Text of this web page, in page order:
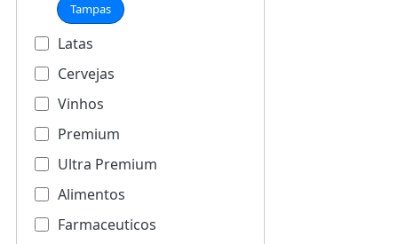
Tampas
Latas
Cervejas
Vinhos
Premium
Ultra Premium
Alimentos
Farmaceuticos